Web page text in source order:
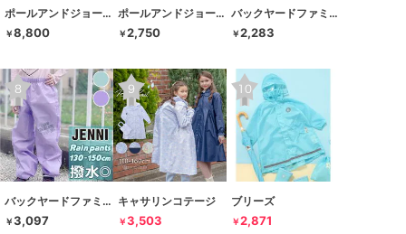
ポールアンドジョーアクセソワ
￥8,800
ポールアンドジョーアクセソワ
￥2,750
バックヤードファミリー
￥2,283
バックヤードファミリー
￥3,097
キャサリンコテージ
￥3,503
ブリーズ
￥2,871